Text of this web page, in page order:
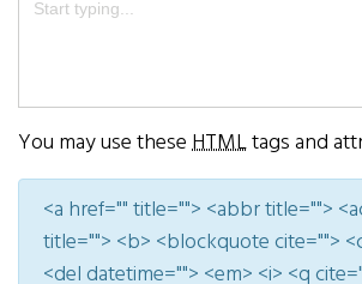
You may use theseHTMLtags and
<a href="" title=""> <abbr title="">
title=""> <b> <blockquote cite="">
<del datetime=""> <em> <i> <q